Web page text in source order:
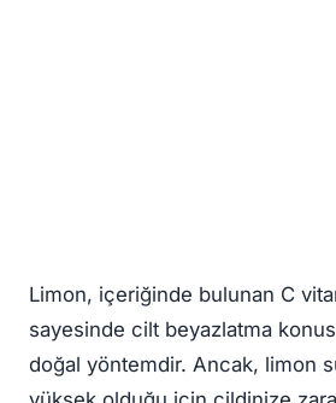
Limon, içeriğinde bulunan C
sayesinde cilt beyazlatma
doğal yöntemdir. Ancak, limon